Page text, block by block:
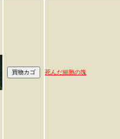
死んだ細胞の塊